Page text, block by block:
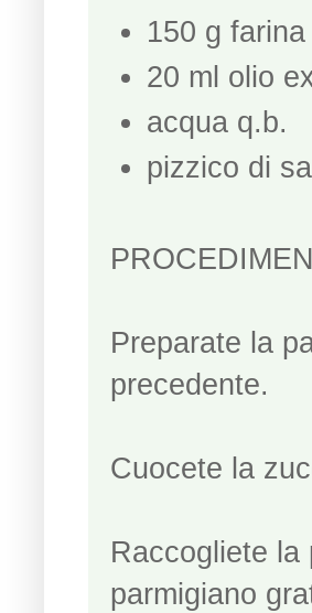
150 g farina
20 ml olio
acqua q.b.
pizzico di
Preparate la
precedente.
Cuocete la
Raccogliete
parmigiano